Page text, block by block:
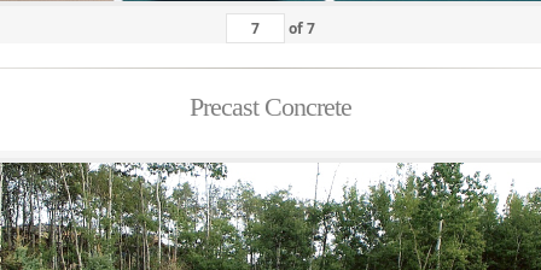
of7
Precast Concrete